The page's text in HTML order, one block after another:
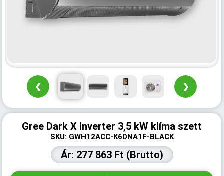
❮ ❯
Gree Dark X inverter 3,5 kW klíma szett
SKU: GWH12ACC-K6DNA1F-BLACK
Ár: 277 863 Ft (Brutto)